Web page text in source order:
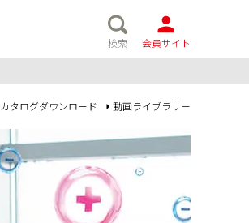
検索
会員サイト
カタログダウンロード 動画ライブラリー